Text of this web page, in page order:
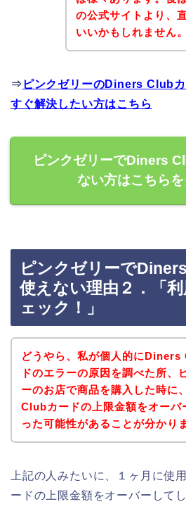
の公式サイトより、
いいかもしれません。
⇒ ピンクゼリーのDiners Club
すぐ解決したい方はこちら
ピンクゼリーでDiners
ない方はこちら
ピンクゼリーで
使えない理由２．「
ェック！」
どうやら、私が個人的にDiners
ドのエラーの原因を調べた所、
ーのお店で商品を購入した時に
Clubカードの上限金額をオーバ
った可能性があることが分かり
上記の人みたいに、１ヶ月に使
ードの上限金額をオーバーして